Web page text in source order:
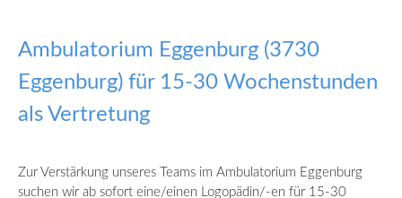
Ambulatorium Eggenburg (3730
Eggenburg) für 15-30 Wochenstunden
als Vertretung
Zur Verstärkung unseres Teams im Ambulatorium Eggenburg
suchen wir ab sofort eine/einen Logopädin/-en für 15-30